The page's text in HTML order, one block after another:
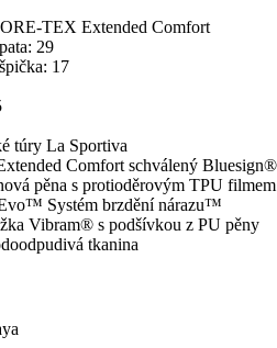
TEX Extended Comfort
29
17
túry La Sportiva
Comfort schválený Bluesign®
pěna s protioděrovým TPU filmem
Systém brzdění nárazu™
Vibram® s podšívkou z PU pěny
tkanina